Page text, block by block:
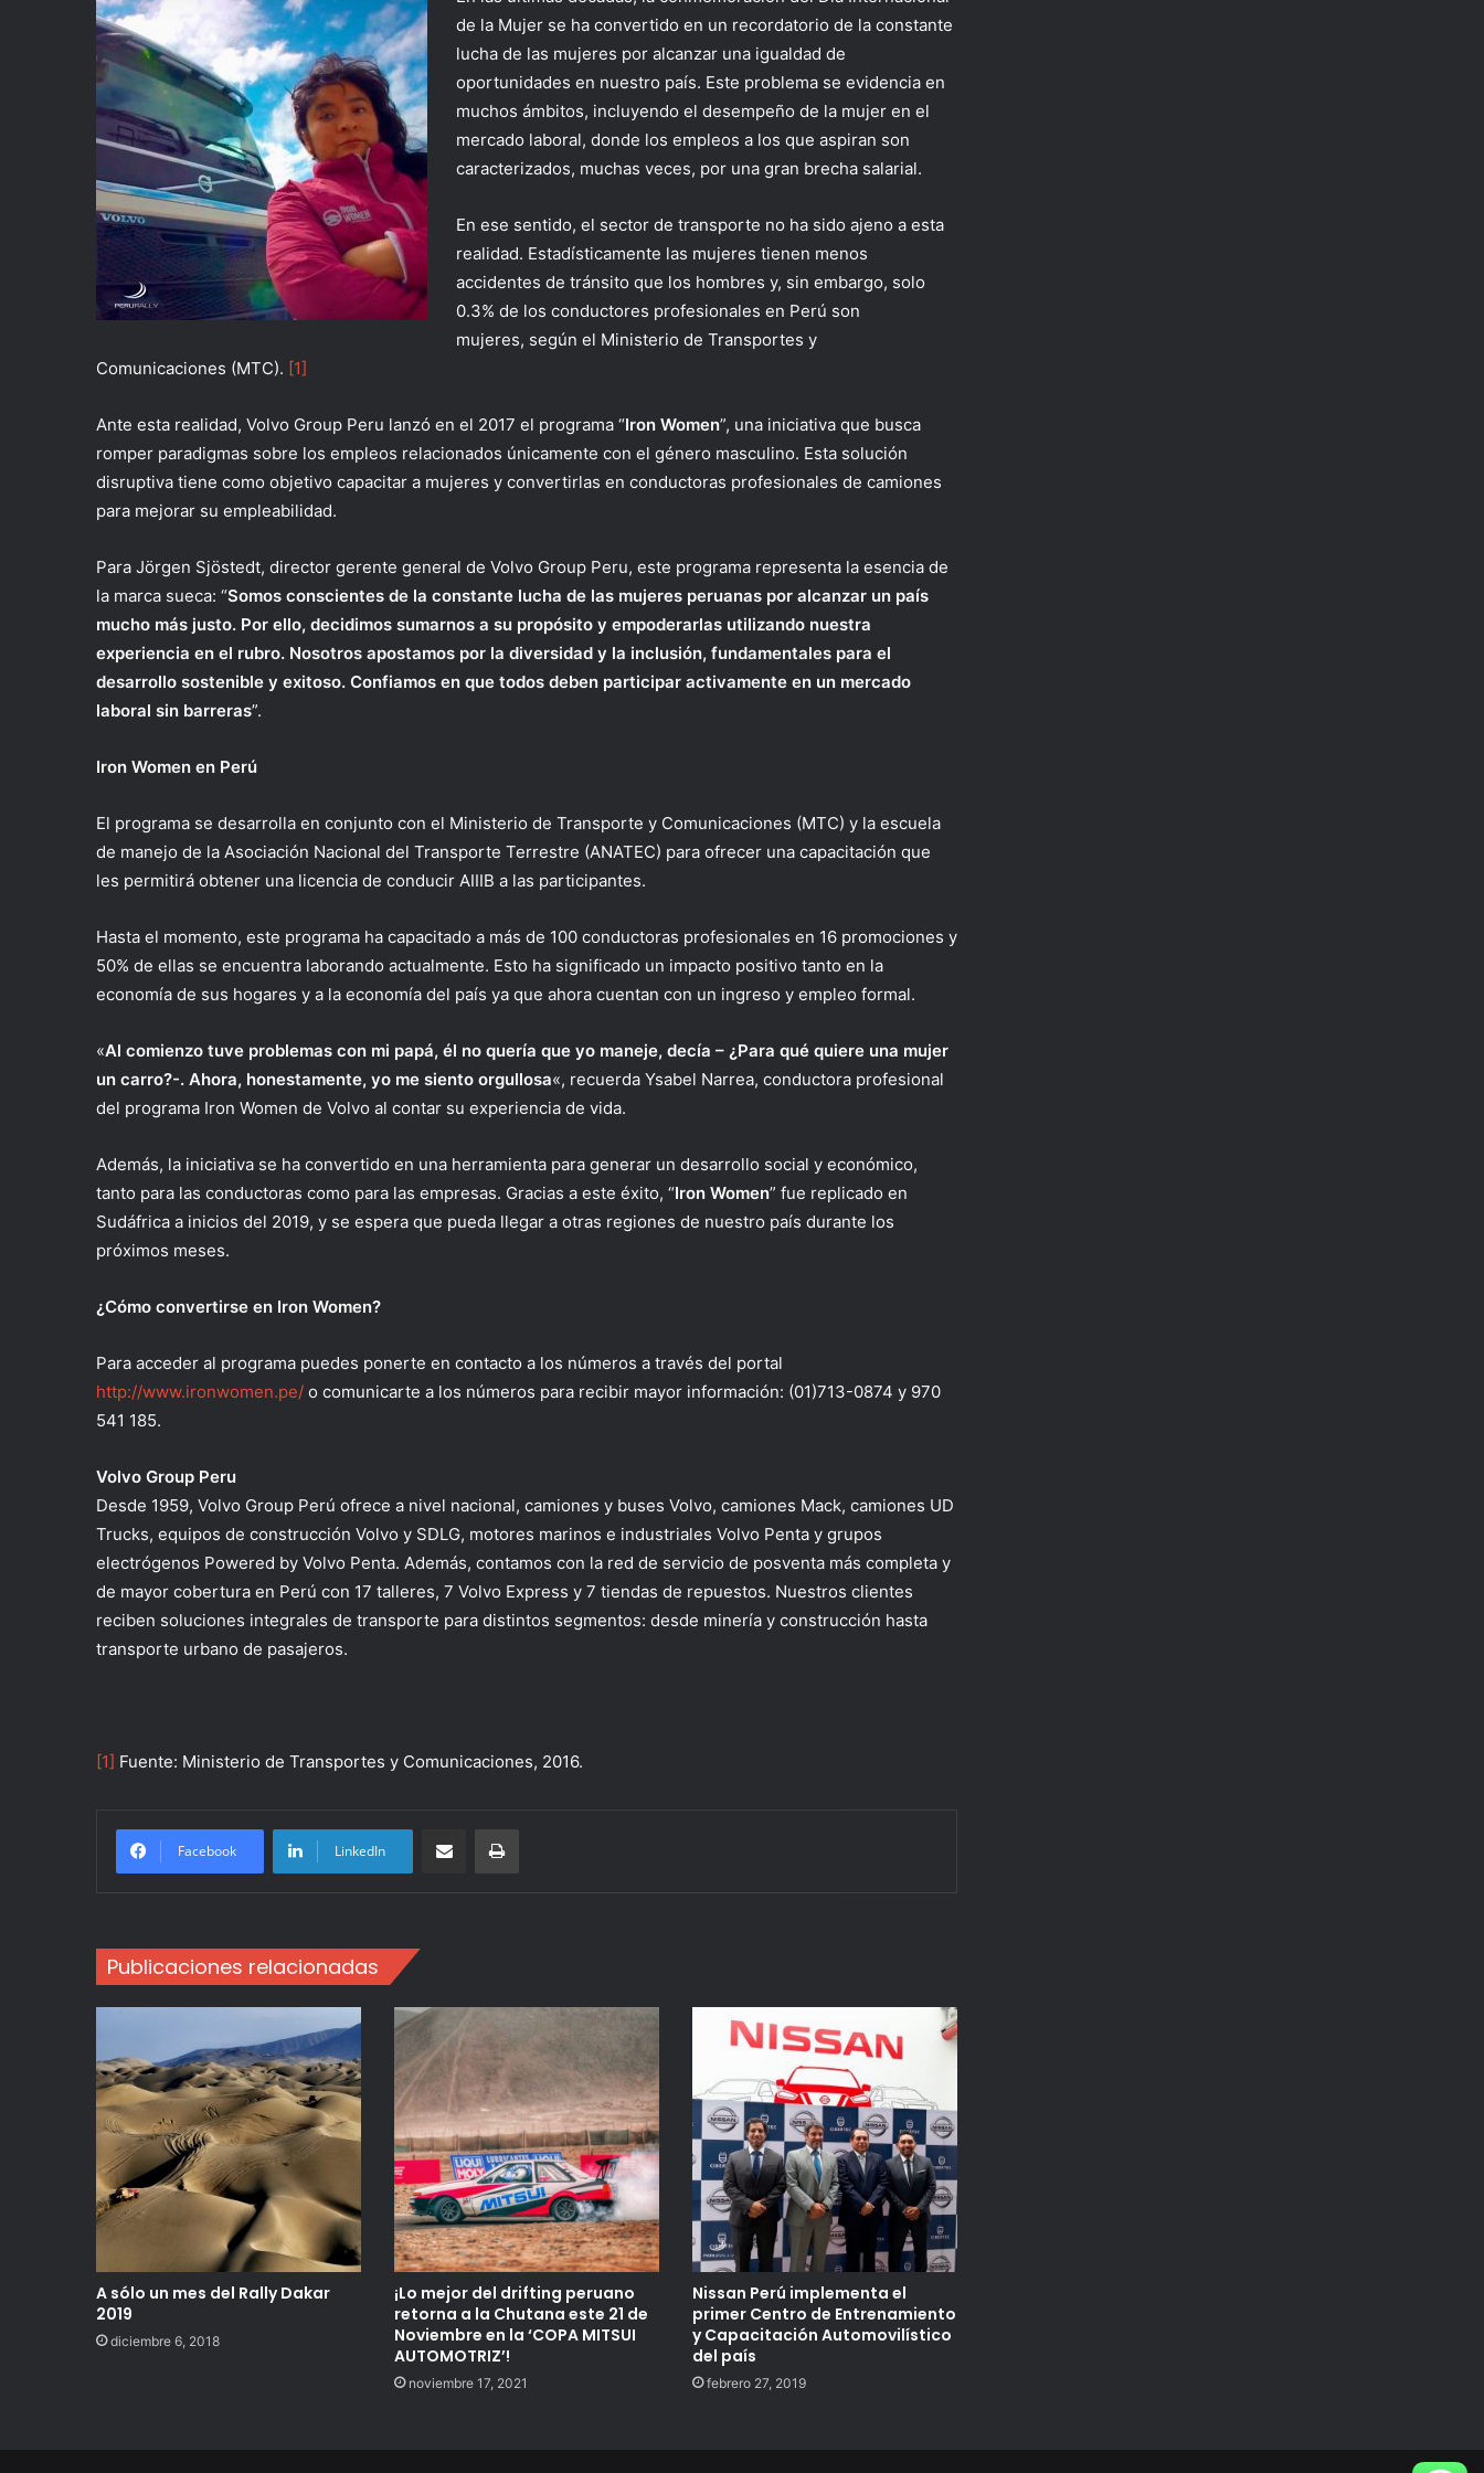
de la Mujer se ha convertido en un recordatorio de la constante
lucha de las mujeres por alcanzar una igualdad de
oportunidades en nuestro país. Este problema se evidencia en
muchos ámbitos, incluyendo el desempeño de la mujer en el
mercado laboral, donde los empleos a los que aspiran son
caracterizados, muchas veces, por una gran brecha salarial.
En ese sentido, el sector de transporte no ha sido ajeno a esta
realidad. Estadísticamente las mujeres tienen menos
accidentes de tránsito que los hombres y, sin embargo, solo
0.3% de los conductores profesionales en Perú son
mujeres, según el Ministerio de Transportes y
Comunicaciones (MTC). [1]
Ante esta realidad, Volvo Group Peru lanzó en el 2017 el programa “Iron Women”, una iniciativa que busca
romper paradigmas sobre los empleos relacionados únicamente con el género masculino. Esta solución
disruptiva tiene como objetivo capacitar a mujeres y convertirlas en conductoras profesionales de camiones
para mejorar su empleabilidad.
Para Jörgen Sjöstedt, director gerente general de Volvo Group Peru, este programa representa la esencia de
la marca sueca: “Somos conscientes de la constante lucha de las mujeres peruanas por alcanzar un país
mucho más justo. Por ello, decidimos sumarnos a su propósito y empoderarlas utilizando nuestra
experiencia en el rubro. Nosotros apostamos por la diversidad y la inclusión, fundamentales para el
desarrollo sostenible y exitoso. Confiamos en que todos deben participar activamente en un mercado
laboral sin barreras”.
Iron Women en Perú
El programa se desarrolla en conjunto con el Ministerio de Transporte y Comunicaciones (MTC) y la escuela
de manejo de la Asociación Nacional del Transporte Terrestre (ANATEC) para ofrecer una capacitación que
les permitirá obtener una licencia de conducir AIIIB a las participantes.
Hasta el momento, este programa ha capacitado a más de 100 conductoras profesionales en 16 promociones y
50% de ellas se encuentra laborando actualmente. Esto ha significado un impacto positivo tanto en la
economía de sus hogares y a la economía del país ya que ahora cuentan con un ingreso y empleo formal.
«Al comienzo tuve problemas con mi papá, él no quería que yo maneje, decía – ¿Para qué quiere una mujer
un carro?-. Ahora, honestamente, yo me siento orgullosa«, recuerda Ysabel Narrea, conductora profesional
del programa Iron Women de Volvo al contar su experiencia de vida.
Además, la iniciativa se ha convertido en una herramienta para generar un desarrollo social y económico,
tanto para las conductoras como para las empresas. Gracias a este éxito, “Iron Women” fue replicado en
Sudáfrica a inicios del 2019, y se espera que pueda llegar a otras regiones de nuestro país durante los
próximos meses.
¿Cómo convertirse en Iron Women?
Para acceder al programa puedes ponerte en contacto a los números a través del portal
http://www.ironwomen.pe/ o comunicarte a los números para recibir mayor información: (01)713-0874 y 970
541 185.
Volvo Group Peru
Desde 1959, Volvo Group Perú ofrece a nivel nacional, camiones y buses Volvo, camiones Mack, camiones UD
Trucks, equipos de construcción Volvo y SDLG, motores marinos e industriales Volvo Penta y grupos
electrógenos Powered by Volvo Penta. Además, contamos con la red de servicio de posventa más completa y
de mayor cobertura en Perú con 17 talleres, 7 Volvo Express y 7 tiendas de repuestos. Nuestros clientes
reciben soluciones integrales de transporte para distintos segmentos: desde minería y construcción hasta
transporte urbano de pasajeros.
[1] Fuente: Ministerio de Transportes y Comunicaciones, 2016.
Facebook LinkedIn
Compartir por correo electrónicoImprimir
Publicaciones relacionadas
A sólo un mes del Rally Dakar
2019
diciembre 6, 2018
¡Lo mejor del drifting peruano
retorna a la Chutana este 21 de
Noviembre en la ‘COPA MITSUI
AUTOMOTRIZ’!
noviembre 17, 2021
Nissan Perú implementa el
primer Centro de Entrenamiento
y Capacitación Automovilístico
del país
febrero 27, 2019